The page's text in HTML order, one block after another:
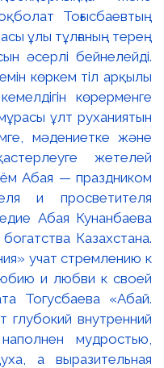
Тоғысбаевтың
ұлы тұлғаның терең
әсерлі бейнелейді.
көркем тіл арқылы
көрерменге
ұлт руханиятын
мәдениетке және
жетелей
Абая — праздником
и просветителя
Абая Кунанбаева
Казахстана.
учат стремлению к
и любви к своей
Тогусбаева «Абай.
глубокий внутренний
мудростью,
а выразительная